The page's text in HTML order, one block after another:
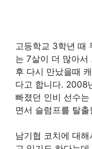
고등학교 3학년 때
는 7살이 더 많아서
후 다시 만났을때
다고 합니다. 2008
빠졌던 인비 선수
면서 슬럼프를 탈
남기협 코치에 대